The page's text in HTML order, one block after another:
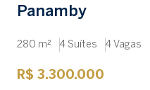
Panamby
280 m² 4 Suítes 4 Vagas
R$ 3.300.000